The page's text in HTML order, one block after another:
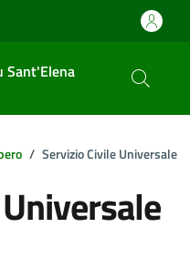
Sant'Elena
Servizio Civile Universale